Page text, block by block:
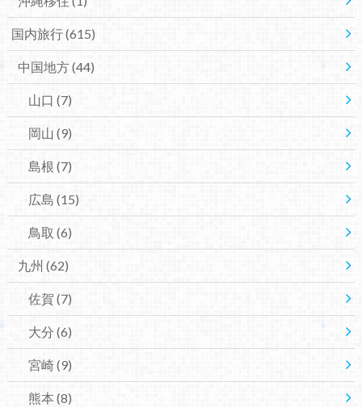
国内旅行(615)
中国地方(44)
山口 (7)
岡山 (9)
島根 (7)
広島 (15)
鳥取 (6)
九州 (62)
佐賀 (7)
大分 (6)
宮崎(9)
熊本 (8)